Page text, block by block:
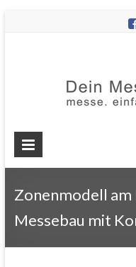
Zonenmodell am
Messebau mit